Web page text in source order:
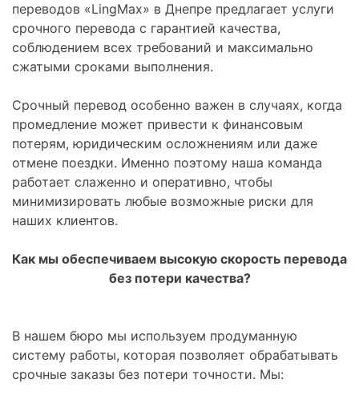
переводов «LingMax» в Днепре предлагает услуги
срочного перевода с гарантией качества,
соблюдением всех требований и максимально
сжатыми сроками выполнения.
Срочный перевод особенно важен в случаях, когда
промедление может привести к финансовым
потерям, юридическим осложнениям или даже
отмене поездки. Именно поэтому наша команда
работает слаженно и оперативно, чтобы
минимизировать любые возможные риски для
наших клиентов.
Как мы обеспечиваем высокую скорость перевода
без потери качества?
В нашем бюро мы используем продуманную
систему работы, которая позволяет обрабатывать
срочные заказы без потери точности. Мы: